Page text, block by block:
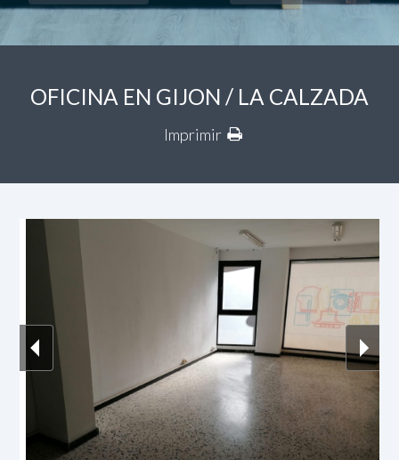
OFICINA EN GIJON / LA CALZADA
Imprimir